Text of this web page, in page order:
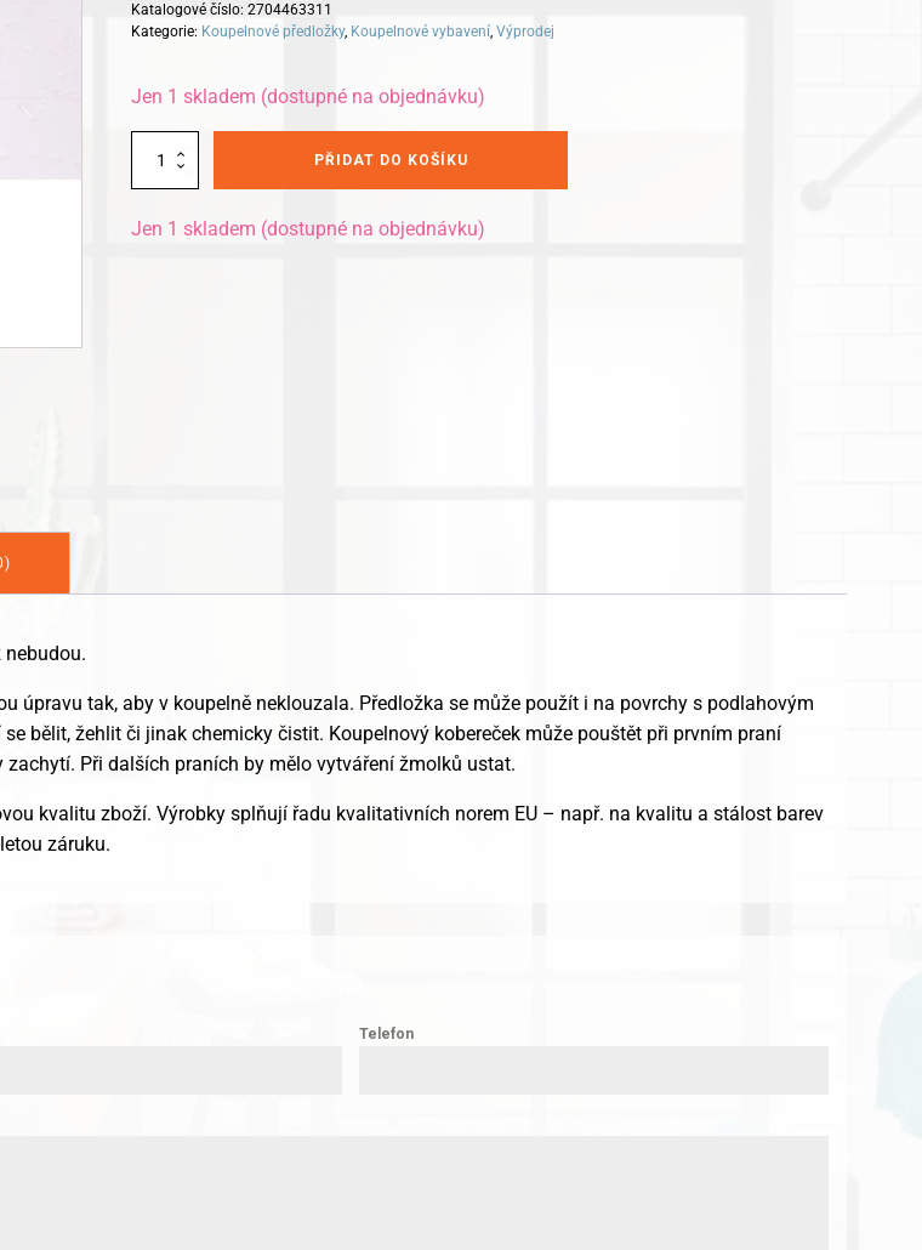
Katalogové číslo: 2704463311
Kategorie: Koupelnové předložky, Koupelnové vybavení, Výprodej
Jen 1 skladem (dostupné na objednávku)
Meusch
KOUPELNOVÁ
STARS
množství
PŘIDAT DO KOŠÍKU
Jen 1 skladem (dostupné na objednávku)
úpravu tak, aby v koupelně neklouzala. Předložka se může použít i na povrchy s podlahovým
bělit, žehlit či jinak chemicky čistit. Koupelnový kobereček může pouštět při prvním praní
Při dalších praních by mělo vytváření žmolků ustat.
kvalitu zboží. Výrobky splňují řadu kvalitativních norem EU – např. na kvalitu a stálost barev
záruku.
Telefon